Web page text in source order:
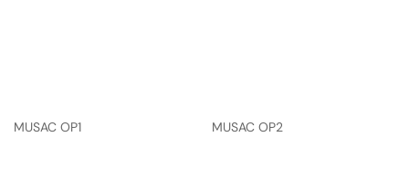
MUSAC OP1 MUSAC OP2